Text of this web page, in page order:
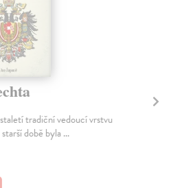
tradiční vedoucí vrstvu
době byla ...
a